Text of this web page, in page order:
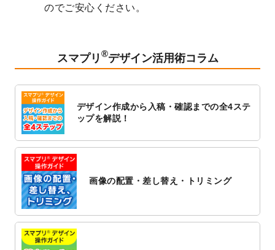
2023/3/2
パワーポイント版テンプレートをダウンロ
追加しました。
2023/1/13
4月始まりのカレンダーデザインテンプレー
2023/1/5
スタンプカードのデザインテンプレート
追加しました。
2022/12/26
止のお知らせ
2022/12/16
トを公開いたしました。
2022/12/1
2022/11/25
【新商品】封筒が作成できるようになりま
のでご安心ください。
スマプリ ®デザイン活用術コラム
デザイン作成から入稿・確認までの全4ステ
ップを解説！
画像の配置・差し替え・トリミング